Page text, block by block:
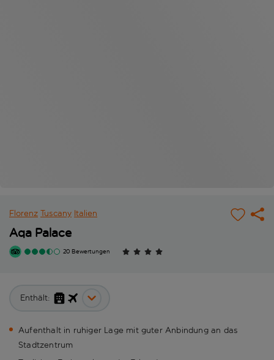
Florenz Tuscany Italien
Aqa Palace
20 Bewertungen
Enthält:
Aufenthalt in ruhiger Lage mit guter Anbindung an das
Stadtzentrum